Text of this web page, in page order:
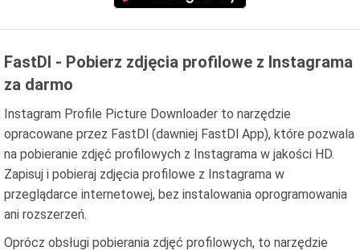
FastDl - Pobierz zdjęcia profilowe z Instagrama
za darmo
Instagram Profile Picture Downloader to narzędzie
opracowane przez FastDl (dawniej FastDl App), które pozwala
na pobieranie zdjęć profilowych z Instagrama w jakości HD.
Zapisuj i pobieraj zdjęcia profilowe z Instagrama w
przeglądarce internetowej, bez instalowania oprogramowania
ani rozszerzeń.
Oprócz obsługi pobierania zdjęć profilowych, to narzędzie